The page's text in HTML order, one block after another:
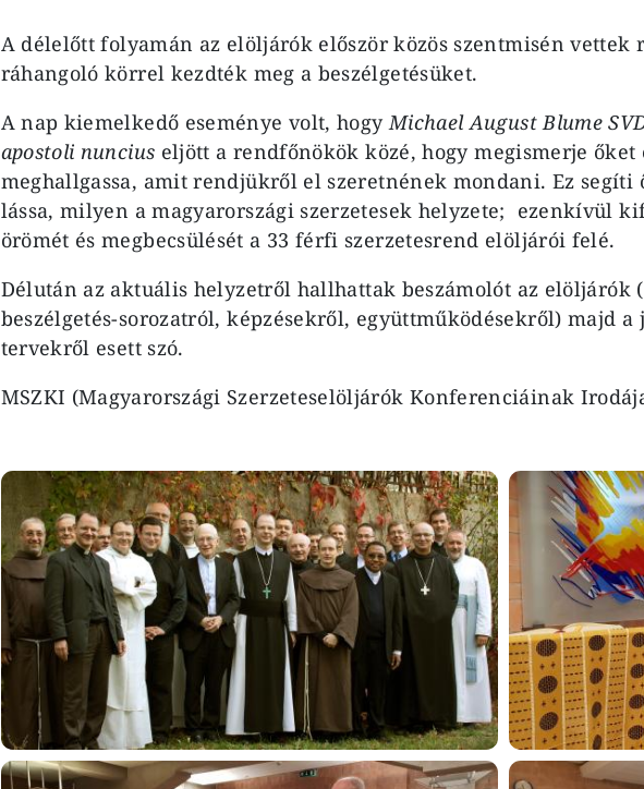
A délelőtt folyamán az elöljárók először közös szentmisén vettek
ráhangoló körrel kezdték meg a beszélgetésüket.
A nap kiemelkedő eseménye volt, hogyMichael August Blume
apostoli nuncius eljött a rendfőnökök közé, hogy megismerje őket
meghallgassa, amit rendjükről el szeretnének mondani. Ez segíti
lássa, milyen a magyarországi szerzetesek helyzete; ezenkívül
örömét és megbecsülését a 33 férfi szerzetesrend elöljárói felé.
Délután az aktuális helyzetről hallhattak beszámolót az elöljárók
beszélgetés-sorozatról, képzésekről, együttműködésekről) majd a
tervekről esett szó.
MSZKI (Magyarországi Szerzeteselöljárók Konferenciáinak
Image Image
Image Image